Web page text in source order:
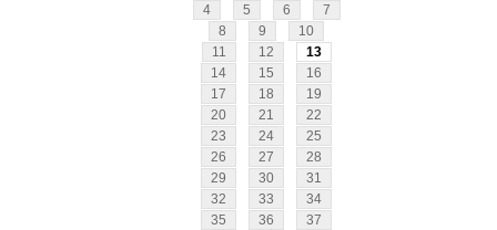
4
5 6
7
8
9
10
11
12
13
14
15
16
17
18
19
20
21
22
23
24
25
26
27
28
29
30
31
32
33
34
35
36
37